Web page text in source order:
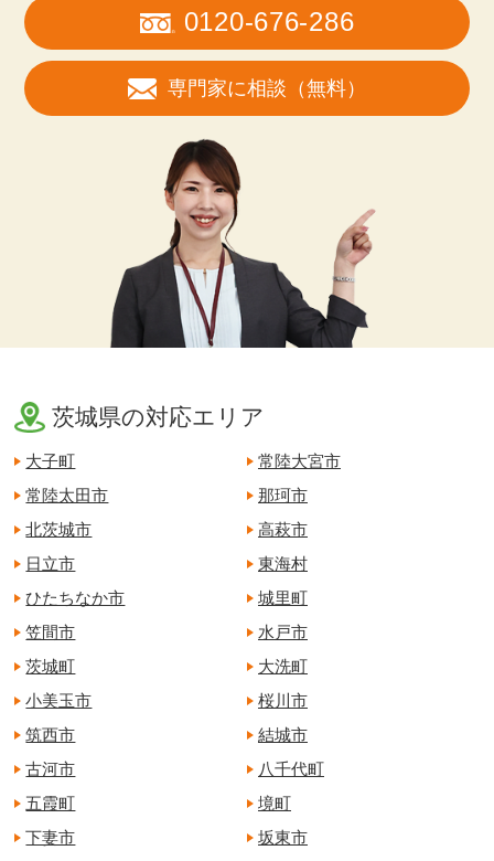
0120-676-286
専門家に相談（無料）
茨城県の対応エリア
大子町
常陸大宮市
常陸太田市
那珂市
北茨城市
高萩市
日立市
東海村
ひたちなか市
城里町
笠間市
水戸市
茨城町
大洗町
小美玉市
桜川市
筑西市
結城市
古河市
八千代町
五霞町
境町
下妻市
坂東市